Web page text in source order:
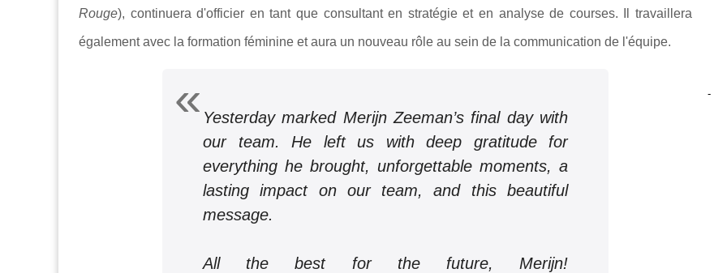
Rouge), continuera d'officier en tant que consultant en stratégie et en analyse de courses. Il travaillera
également avec la formation féminine et aura un nouveau rôle au sein de la communication de l'équipe.
Yesterday marked Merijn Zeeman’s final day with
our team. He left us with deep gratitude for
everything he brought, unforgettable moments, a
lasting impact on our team, and this beautiful
message.
All the best for the future, Merijn!
-